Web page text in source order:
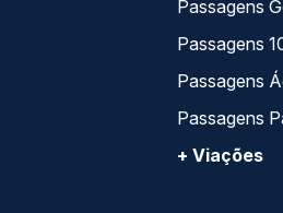
Passagens
Passagens
Passagens
Passagens
+ Viações